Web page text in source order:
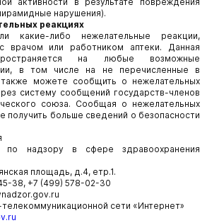
нарушения).
реакциях
какие-либо нежелательные реакции,
с врачом или работником аптеки. Данная
на любые возможные
в том числе на не перечисленные в
можете сообщить о нежелательных
систему сообщений государств-членов
союза. Сообщая о нежелательных
получить больше сведений о безопасности
по надзору в сфере здравоохранения
площадь, д.4, етр.1.
38, +7 (499) 578-02-30
сети «Интернет»